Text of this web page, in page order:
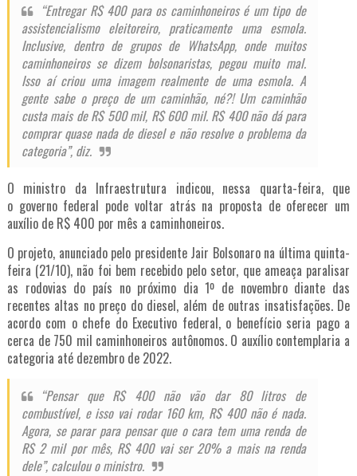
“Entregar R$ 400 para os caminhoneiros é um tipo de
assistencialismo eleitoreiro, praticamente uma esmola.
Inclusive, dentro de grupos de WhatsApp, onde muitos
caminhoneiros se dizem bolsonaristas, pegou muito mal.
Isso aí criou uma imagem realmente de uma esmola. A
gente sabe o preço de um caminhão, né?! Um caminhão
custa mais de R$ 500 mil, R$ 600 mil. R$ 400 não dá para
comprar quase nada de diesel e não resolve o problema da
categoria”, diz.
O ministro da Infraestrutura indicou, nessa quarta-feira, que
o governo federal pode voltar atrás na proposta de oferecer um
auxílio de R$ 400 por mês a caminhoneiros.
O projeto, anunciado pelo presidente Jair Bolsonaro na última quinta-
feira (21/10), não foi bem recebido pelo setor, que ameaça paralisar
as rodovias do país no próximo dia 1º de novembro diante das
recentes altas no preço do diesel, além de outras insatisfações. De
acordo com o chefe do Executivo federal, o benefício seria pago a
cerca de 750 mil caminhoneiros autônomos. O auxílio contemplaria a
categoria até dezembro de 2022.
“Pensar que R$ 400 não vão dar 80 litros de
combustível, e isso vai rodar 160 km, R$ 400 não é nada.
Agora, se parar para pensar que o cara tem uma renda de
R$ 2 mil por mês, R$ 400 vai ser 20% a mais na renda
dele”, calculou o ministro.